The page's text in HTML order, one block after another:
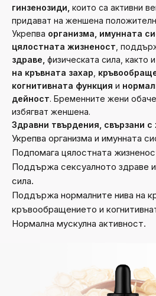
гинзенозиди, които са активни
придават на женшена
Укрепва организма, имунната
цялостната жизненост ,
здраве, физическата сила, както
на кръвната захар
когнитивната функция и
дейност. Бременните жени
избягват женшена.
Здравни твърдения, свързани
Укрепва организма и имунната
Подпомага цялостната
Поддържа сексуалното здраве
сила.
Поддържа нормалните нива на
кръвообращението и
Нормална мускулна активност.